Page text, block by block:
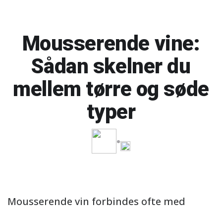
Mousserende vine:
Sådan skelner du
mellem tørre og søde
typer
Mousserende vin forbindes ofte med